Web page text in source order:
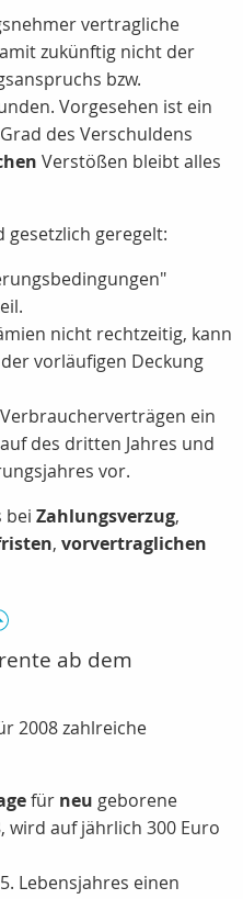
vertragliche
zukünftig nicht der
bzw.
Vorgesehen ist ein
des Verschuldens
Verstößen bleibt alles
gesetzlich geregelt:
nicht rechtzeitig, kann
vorläufigen Deckung
ein
des dritten Jahres und
vor.
bei Zahlungsverzug,
, vorvertraglichen
ab dem
2008 zahlreiche
für neu geborene
wird auf jährlich 300 Euro
Lebensjahres einen